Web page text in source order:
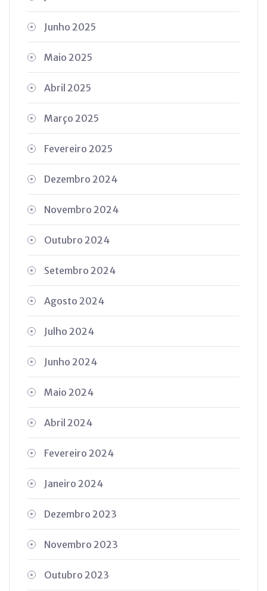
Junho 2025
Maio 2025
Abril 2025
Março 2025
Fevereiro 2025
Dezembro 2024
Novembro 2024
Outubro 2024
Setembro 2024
Agosto 2024
Julho 2024
Junho 2024
Maio 2024
Abril 2024
Fevereiro 2024
Janeiro 2024
Dezembro 2023
Novembro 2023
Outubro 2023